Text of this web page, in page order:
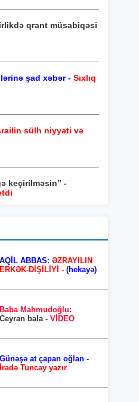
qrant müsabiqəsi
şad xəbər- Sıxlıq
sülh niyyəti və
keçirilməsin” -
AQİL ABBAS: ƏZRAYILIN
ERKƏK-DİŞİLİYİ - (hekayə)
Baba Mahmudoğlu:
Ceyran bala - VİDEO
Günəşə at çapan oğlan -
İradə Tuncay yazır